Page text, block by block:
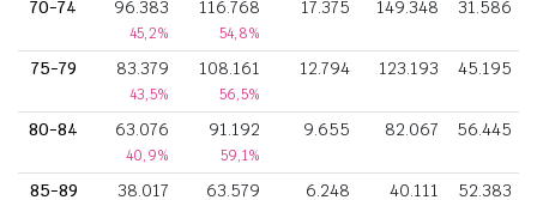
70-74 96.383
45,2%
116.768
54,8%
17.375 149.348 31.586
75-79 83.379
43,5%
108.161
56,5%
12.794 123.193 45.195
80-84 63.076
40,9%
91.192
59,1%
9.655 82.067 56.445
85-89 38.017 63.579 6.248 40.111 52.383